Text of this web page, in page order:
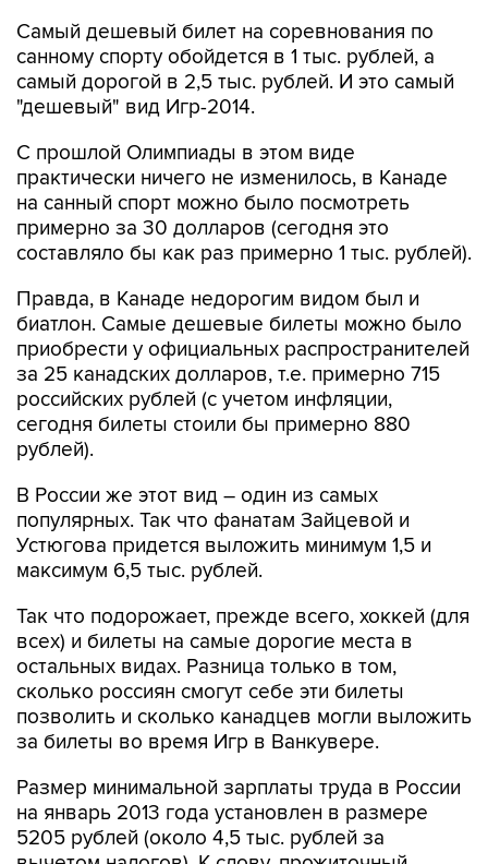
Самый дешевый билет на соревнования по
санному спорту обойдется в 1 тыс. рублей, а
самый дорогой в 2,5 тыс. рублей. И это самый
"дешевый" вид Игр-2014.
С прошлой Олимпиады в этом виде
практически ничего не изменилось, в Канаде
на санный спорт можно было посмотреть
примерно за 30 долларов (сегодня это
составляло бы как раз примерно 1 тыс. рублей).
Правда, в Канаде недорогим видом был и
биатлон. Самые дешевые билеты можно было
приобрести у официальных распространителей
за 25 канадских долларов, т.е. примерно 715
российских рублей (с учетом инфляции,
сегодня билеты стоили бы примерно 880
рублей).
В России же этот вид – один из самых
популярных. Так что фанатам Зайцевой и
Устюгова придется выложить минимум 1,5 и
максимум 6,5 тыс. рублей.
Так что подорожает, прежде всего, хоккей (для
всех) и билеты на самые дорогие места в
остальных видах. Разница только в том,
сколько россиян смогут себе эти билеты
позволить и сколько канадцев могли выложить
за билеты во время Игр в Ванкувере.
Размер минимальной зарплаты труда в России
на январь 2013 года установлен в размере
5205 рублей (около 4,5 тыс. рублей за